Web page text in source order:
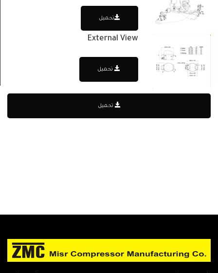
تحميل
External View
تحميل
تحميل